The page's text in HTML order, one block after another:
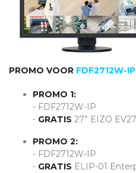
PROMO VOOR FDF2712W-IP
PROMO 1:
- FDF2712W-IP
- GRATIS 27” EIZO
PROMO 2:
- FDF2712W-IP
- GRATIS ELIP-01